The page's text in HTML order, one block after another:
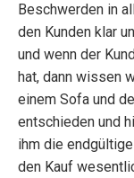
Beschwerden in
den Kunden klar
und wenn der
hat, dann wissen
einem Sofa und
entschieden und
ihm die
den Kauf